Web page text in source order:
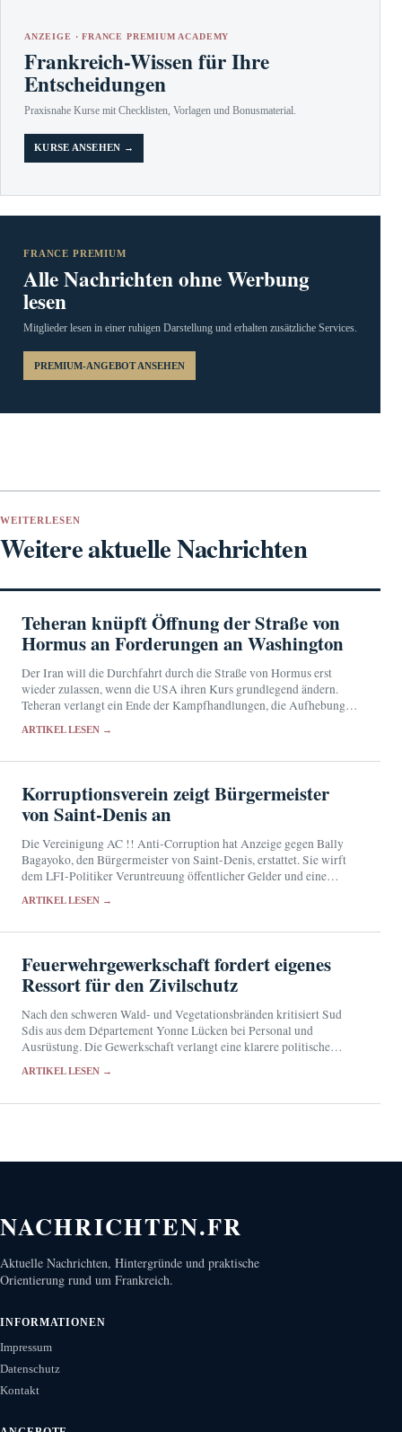
ANZEIGE · FRANCE PREMIUM ACADEMY
Frankreich-Wissen für Ihre
Entscheidungen
Praxisnahe Kurse mit Checklisten, Vorlagen und Bonusmaterial.
KURSE ANSEHEN →
FRANCE PREMIUM
Alle Nachrichten ohne Werbung
lesen
Mitglieder lesen in einer ruhigen Darstellung und erhalten zusätzliche Services.
PREMIUM-ANGEBOT ANSEHEN
WEITERLESEN
Weitere aktuelle Nachrichten
Teheran knüpft Öffnung der Straße von
Hormus an Forderungen an Washington
Der Iran will die Durchfahrt durch die Straße von Hormus erst
wieder zulassen, wenn die USA ihren Kurs grundlegend ändern.
Teheran verlangt ein Ende der Kampfhandlungen, die Aufhebung
ARTIKEL LESEN →
Korruptionsverein zeigt Bürgermeister
von Saint-Denis an
Die Vereinigung AC !! Anti-Corruption hat Anzeige gegen Bally
Bagayoko, den Bürgermeister von Saint-Denis, erstattet. Sie wirft
dem LFI-Politiker Veruntreuung öffentlicher Gelder und eine
Anschuldigungen.
ARTIKEL LESEN →
Feuerwehrgewerkschaft fordert eigenes
Ressort für den Zivilschutz
Nach den schweren Wald- und Vegetationsbränden kritisiert Sud
Sdis aus dem Département Yonne Lücken bei Personal und
Ausrüstung. Die Gewerkschaft verlangt eine klarere politische
ARTIKEL LESEN →
NACHRICHTEN.FR
Aktuelle Nachrichten, Hintergründe und praktische
Orientierung rund um Frankreich.
INFORMATIONEN
Impressum
Datenschutz
Kontakt